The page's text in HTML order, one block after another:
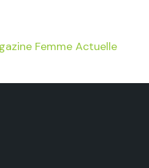
Femme Actuelle